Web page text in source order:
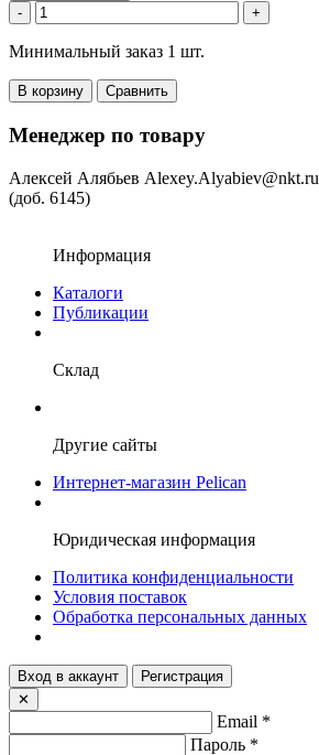
- +
Минимальный заказ 1 шт.
В корзину Сравнить
Менеджер по товару
Алексей Алябьев Alexey.Alyabiev@nkt.ru
(доб. 6145)
Информация
Каталоги
Публикации
Склад
Другие сайты
Интернет-магазин Pelican
Юридическая информация
Политика конфиденциальности
Условия поставок
Обработка персональных данных
Вход в аккаунт
Регистрация
✕
Email *
Пароль *